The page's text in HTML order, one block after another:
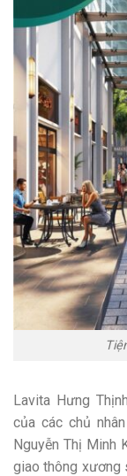
Lavita Hưng
của các chủ
Nguyễn Thị Minh
giao thông xương